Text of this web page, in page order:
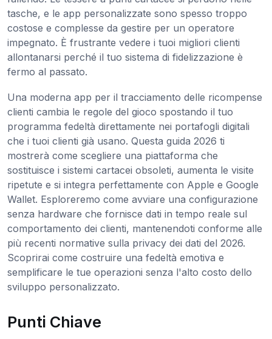
tasche, e le app personalizzate sono spesso troppo
costose e complesse da gestire per un operatore
impegnato. È frustrante vedere i tuoi migliori clienti
allontanarsi perché il tuo sistema di fidelizzazione è
fermo al passato.
Una moderna app per il tracciamento delle ricompense
clienti cambia le regole del gioco spostando il tuo
programma fedeltà direttamente nei portafogli digitali
che i tuoi clienti già usano. Questa guida 2026 ti
mostrerà come scegliere una piattaforma che
sostituisce i sistemi cartacei obsoleti, aumenta le visite
ripetute e si integra perfettamente con Apple e Google
Wallet. Esploreremo come avviare una configurazione
senza hardware che fornisce dati in tempo reale sul
comportamento dei clienti, mantenendoti conforme alle
più recenti normative sulla privacy dei dati del 2026.
Scoprirai come costruire una fedeltà emotiva e
semplificare le tue operazioni senza l'alto costo dello
sviluppo personalizzato.
Punti Chiave